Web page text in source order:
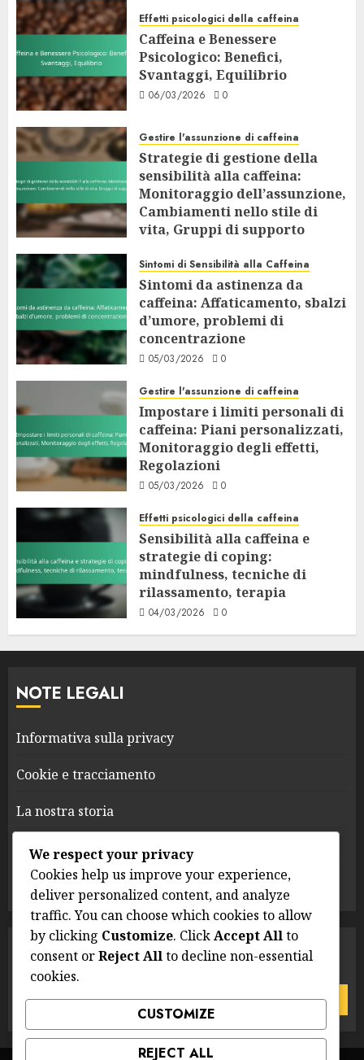
Effetti psicologici della caffeina
Caffeina e Benessere
Psicologico: Benefici,
Svantaggi, Equilibrio
06/03/2026 0
Gestire l'assunzione di caffeina
Strategie di gestione della
sensibilità alla caffeina:
Monitoraggio dell’assunzione,
Cambiamenti nello stile di
vita, Gruppi di supporto
Sintomi di Sensibilità alla Caffeina
Sintomi da astinenza da
caffeina: Affaticamento, sbalzi
d’umore, problemi di
concentrazione
05/03/2026 0
Gestire l'assunzione di caffeina
Impostare i limiti personali di
caffeina: Piani personalizzati,
Monitoraggio degli effetti,
Regolazioni
05/03/2026 0
Effetti psicologici della caffeina
Sensibilità alla caffeina e
strategie di coping:
mindfulness, tecniche di
rilassamento, terapia
04/03/2026 0
NOTE LEGALI
Informativa sulla privacy
Cookie e tracciamento
La nostra storia
Accordo con l’utente
Contattaci
CERCA
We respect your privacy
Cookies help us improve your experience,
deliver personalized content, and analyze
traffic. You can choose which cookies to allow
by clicking Customize. ClickAccept Allto
consent orReject Allto decline non-essential
cookies.
CUSTOMIZE
REJECT ALL